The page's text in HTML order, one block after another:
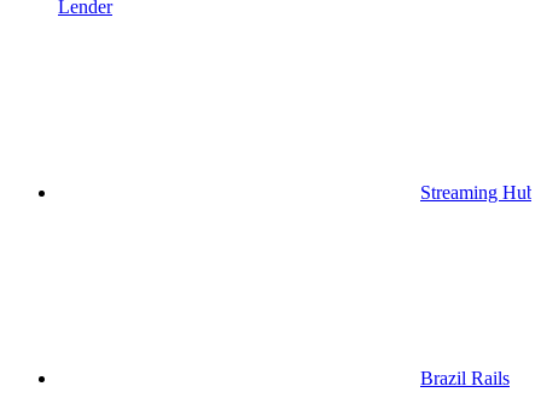
Lender
Streaming Hub
Brazil Rails